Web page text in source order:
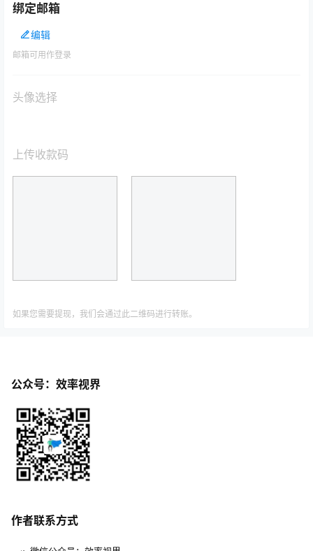
绑定邮箱
编辑
邮箱可用作登录
头像选择
上传收款码
如果您需要提现，我们会通过此二维码进行转账。
公众号：效率视界
作者联系方式